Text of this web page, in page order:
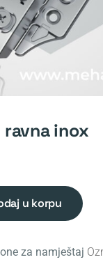
ravna inox
u korpu
za namještaj